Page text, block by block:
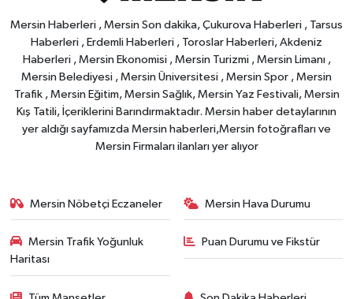
Mersin Haberleri , Mersin Son dakika, Çukurova Haberleri , Tarsus
Haberleri , Erdemli Haberleri , Toroslar Haberleri, Akdeniz
Haberleri , Mersin Ekonomisi , Mersin Turizmi , Mersin Limanı ,
Mersin Belediyesi , Mersin Üniversitesi , Mersin Spor , Mersin
Trafik , Mersin Eğitim, Mersin Sağlık, Mersin Yaz Festivali, Mersin
Kış Tatili, İçeriklerini Barındırmaktadır. Mersin haber detaylarının
yer aldığı sayfamızda Mersin haberleri,Mersin fotoğrafları ve
Mersin Firmaları ilanları yer alıyor
Mersin Nöbetçi Eczaneler Mersin Hava Durumu
Mersin Trafik Yoğunluk
Haritası
Puan Durumu ve Fikstür